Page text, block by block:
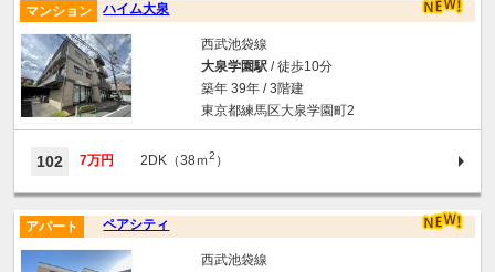
ハイム大泉
マンション
西武池袋線
大泉学園駅/ 徒歩10分
築年 39年 / 3階建
東京都練馬区大泉学園町2
102 7万円 2DK（38ｍ2 ）
ペアシティ
アパート
西武池袋線